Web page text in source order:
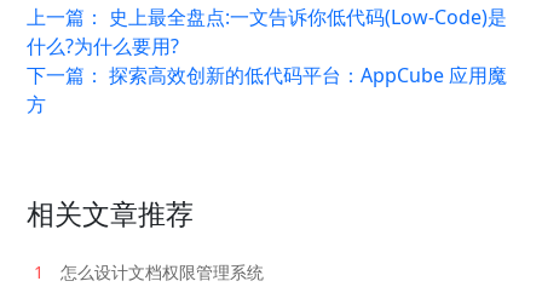
上一篇： 史上最全盘点:一文告诉你低代码(Low-Code)是
什么?为什么要用?
下一篇：探索高效创新的低代码平台：AppCube 应用魔
方
相关文章推荐
1
怎么设计文档权限管理系统